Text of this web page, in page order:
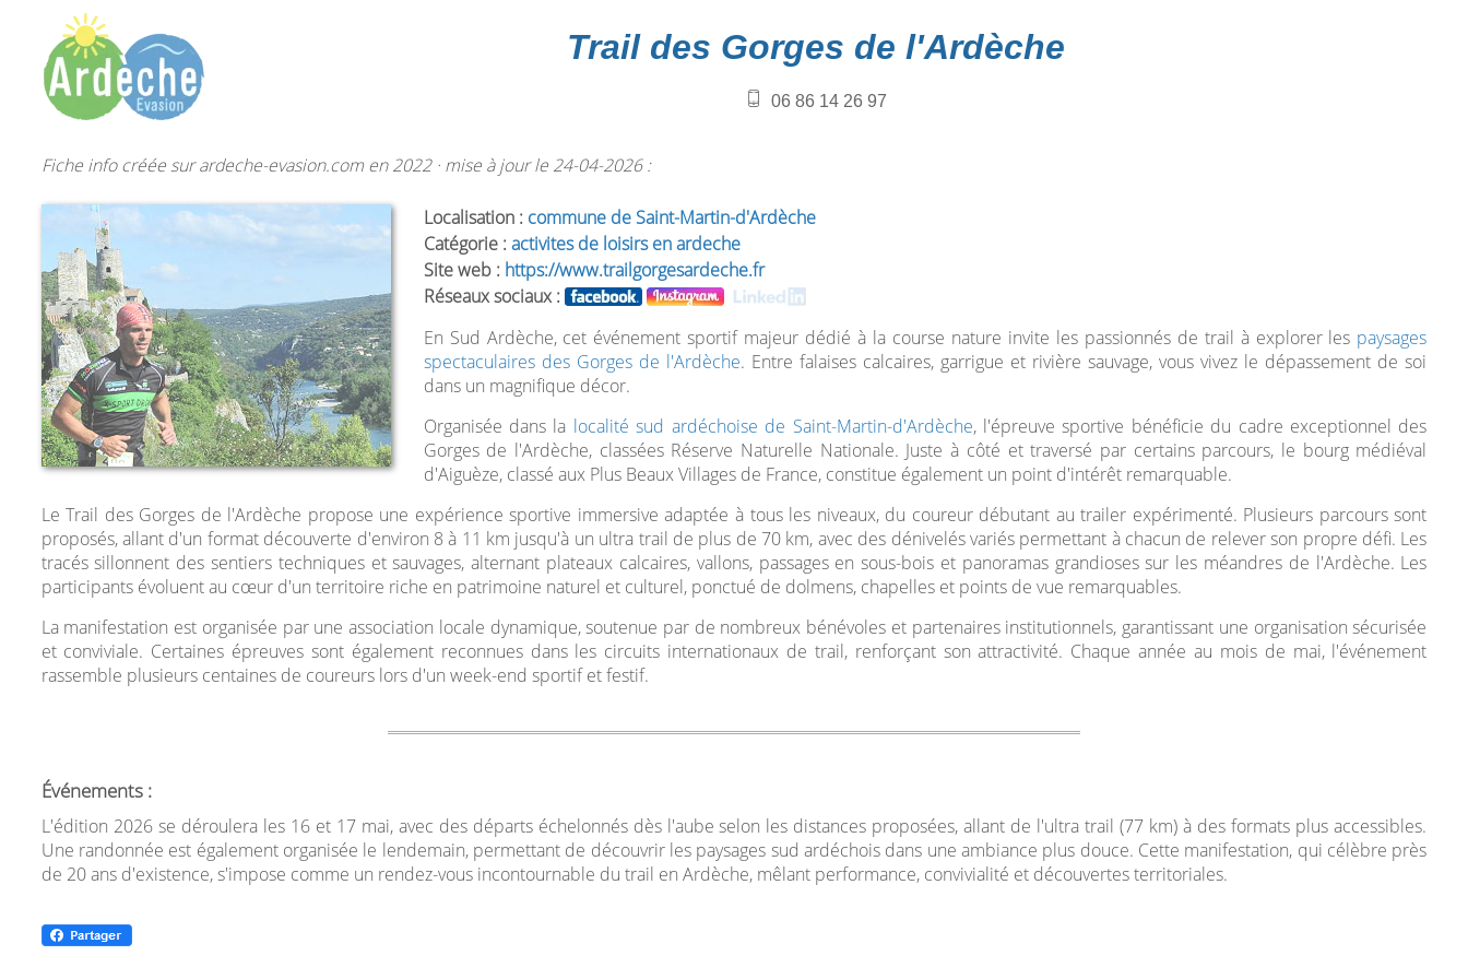
Trail des Gorges de l'Ardèche
06 86 14 26 97
Fiche info créée sur ardeche-evasion.com en 2022 · mise à jour le 24-04-2026 :
Localisation : commune de Saint-Martin-d'Ardèche
Catégorie :activites de loisirs en ardeche
Site web : https://www.trailgorgesardeche.fr
Réseaux sociaux :
En Sud Ardèche, cet événement sportif majeur dédié à la course nature invite les passionnés de trail à explorer les paysages
spectaculaires des Gorges de l'Ardèche. Entre falaises calcaires, garrigue et rivière sauvage, vous vivez le dépassement de soi
dans un magnifique décor.
Organisée dans la localité sud ardéchoise de Saint-Martin-d'Ardèche, l'épreuve sportive bénéficie du cadre exceptionnel des
Gorges de l'Ardèche, classées Réserve Naturelle Nationale. Juste à côté et traversé par certains parcours, le bourg médiéval
d'Aiguèze, classé aux Plus Beaux Villages de France, constitue également un point d'intérêt remarquable.
Le Trail des Gorges de l'Ardèche propose une expérience sportive immersive adaptée à tous les niveaux, du coureur débutant au trailer expérimenté. Plusieurs parcours sont
proposés, allant d'un format découverte d'environ 8 à 11 km jusqu'à un ultra trail de plus de 70 km, avec des dénivelés variés permettant à chacun de relever son propre défi. Les
tracés sillonnent des sentiers techniques et sauvages, alternant plateaux calcaires, vallons, passages en sous-bois et panoramas grandioses sur les méandres de l'Ardèche. Les
participants évoluent au cœur d'un territoire riche en patrimoine naturel et culturel, ponctué de dolmens, chapelles et points de vue remarquables.
La manifestation est organisée par une association locale dynamique, soutenue par de nombreux bénévoles et partenaires institutionnels, garantissant une organisation sécurisée
et conviviale. Certaines épreuves sont également reconnues dans les circuits internationaux de trail, renforçant son attractivité. Chaque année au mois de mai, l'événement
rassemble plusieurs centaines de coureurs lors d'un week-end sportif et festif.
Événements :
L'édition 2026 se déroulera les 16 et 17 mai, avec des départs échelonnés dès l'aube selon les distances proposées, allant de l'ultra trail (77 km) à des formats plus accessibles.
Une randonnée est également organisée le lendemain, permettant de découvrir les paysages sud ardéchois dans une ambiance plus douce. Cette manifestation, qui célèbre près
de 20 ans d'existence, s'impose comme un rendez-vous incontournable du trail en Ardèche, mêlant performance, convivialité et découvertes territoriales.